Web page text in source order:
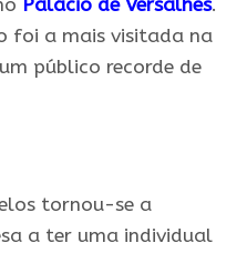
Palácio de Versalhes.
foi a mais visitada na
público recorde de
tornou-se a
a ter uma individual